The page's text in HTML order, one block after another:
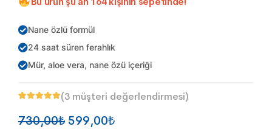
Nane özlü formül
24 saat süren ferahlık
Mür, aloe vera, nane özü içeriği
dayanarak 5
üzerinden5.00
(3 müşteri değerlendirmesi)
730,00₺ Orijinal
599,00₺Şu